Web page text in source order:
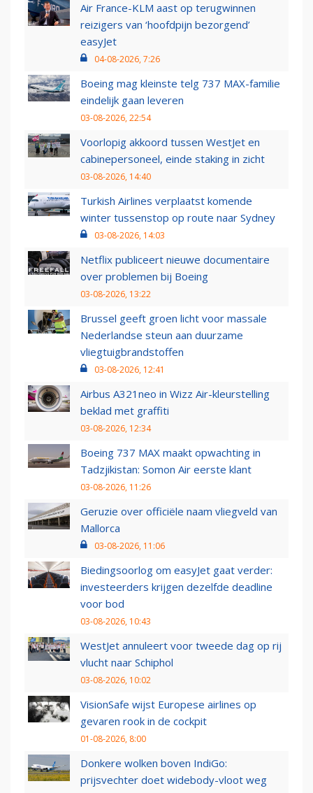
Air France-KLM aast op terugwinnen
reizigers van ‘hoofdpijn bezorgend’
easyJet
04-08-2026, 7:26
Boeing mag kleinste telg 737 MAX-familie
eindelijk gaan leveren
03-08-2026, 22:54
Voorlopig akkoord tussen WestJet en
cabinepersoneel, einde staking in zicht
03-08-2026, 14:40
Turkish Airlines verplaatst komende
winter tussenstop op route naar Sydney
03-08-2026, 14:03
Netflix publiceert nieuwe documentaire
over problemen bij Boeing
03-08-2026, 13:22
Brussel geeft groen licht voor massale
Nederlandse steun aan duurzame
vliegtuigbrandstoffen
03-08-2026, 12:41
Airbus A321neo in Wizz Air-kleurstelling
beklad met graffiti
03-08-2026, 12:34
Boeing 737 MAX maakt opwachting in
Tadzjikistan: Somon Air eerste klant
03-08-2026, 11:26
Geruzie over officiële naam vliegveld van
Mallorca
03-08-2026, 11:06
Biedingsoorlog om easyJet gaat verder:
investeerders krijgen dezelfde deadline
voor bod
03-08-2026, 10:43
WestJet annuleert voor tweede dag op rij
vlucht naar Schiphol
03-08-2026, 10:02
VisionSafe wijst Europese airlines op
gevaren rook in de cockpit
01-08-2026, 8:00
Donkere wolken boven IndiGo:
prijsvechter doet widebody-vloot weg